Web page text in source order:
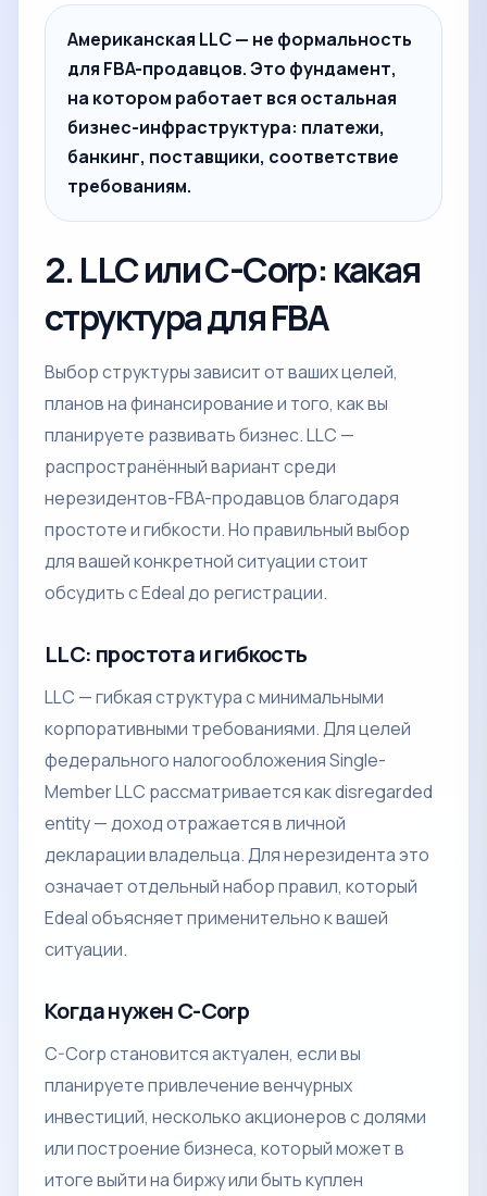
Американская LLC — не формальность
для FBA-продавцов. Это фундамент,
на котором работает вся остальная
бизнес-инфраструктура: платежи,
банкинг, поставщики, соответствие
требованиям.
2. LLC или C-Corp: какая
структура для FBA
Выбор структуры зависит от ваших целей,
планов на финансирование и того, как вы
планируете развивать бизнес. LLC —
распространённый вариант среди
нерезидентов-FBA-продавцов благодаря
простоте и гибкости. Но правильный выбор
для вашей конкретной ситуации стоит
обсудить с Edeal до регистрации.
LLC: простота и гибкость
LLC — гибкая структура с минимальными
корпоративными требованиями. Для целей
федерального налогообложения Single-
Member LLC рассматривается как disregarded
entity — доход отражается в личной
декларации владельца. Для нерезидента это
означает отдельный набор правил, который
Edeal объясняет применительно к вашей
ситуации.
Когда нужен C-Corp
C-Corp становится актуален, если вы
планируете привлечение венчурных
инвестиций, несколько акционеров с долями
или построение бизнеса, который может в
итоге выйти на биржу или быть куплен